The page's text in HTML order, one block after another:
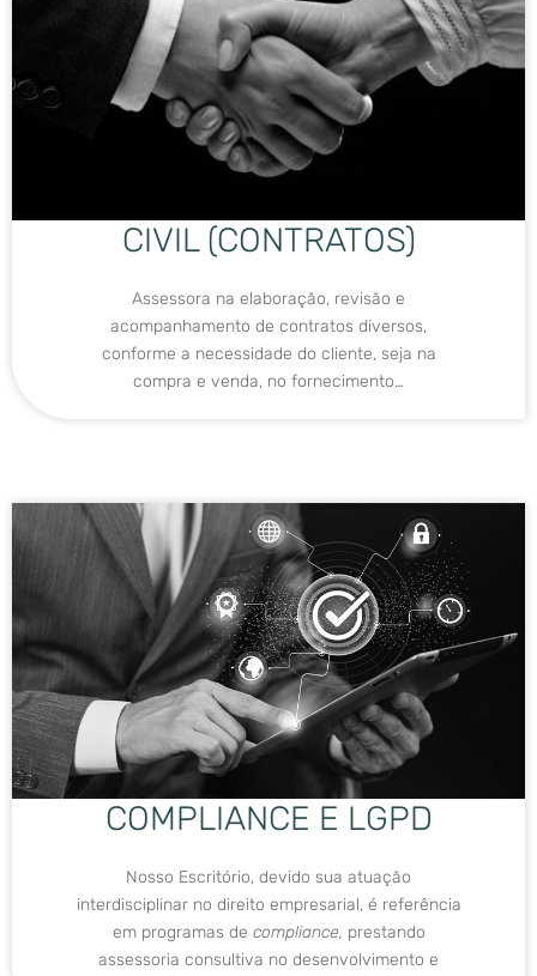
CIVIL (CONTRATOS)
Assessora na elaboração, revisão e
acompanhamento de contratos diversos,
conforme a necessidade do cliente, seja na
compra e venda, no fornecimento…
COMPLIANCE E LGPD
Nosso Escritório, devido sua atuação
interdisciplinar no direito empresarial, é referência
em programas de compliance, prestando
assessoria consultiva no desenvolvimento e